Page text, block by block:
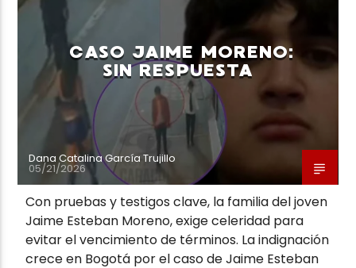
Neiva Estereo
CASO JAIME MORENO:
SIN RESPUESTA
Dana Catalina García Trujillo
05/21/2026
Con pruebas y testigos clave, la familia del joven
Jaime Esteban Moreno, exige celeridad para
evitar el vencimiento de términos. La indignación
crece en Bogotá por el caso de Jaime Esteban